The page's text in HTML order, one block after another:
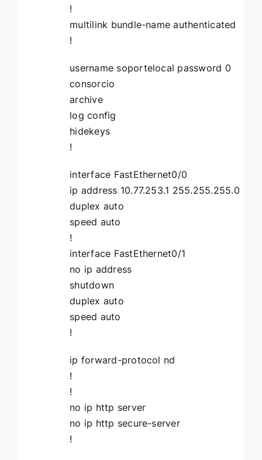
!
multilink bundle-name authenticated
!
username soportelocal password 0
consorcio
archive
log config
hidekeys
!
interface FastEthernet0/0
ip address 10.77.253.1 255.255.255.0
duplex auto
speed auto
!
interface FastEthernet0/1
no ip address
shutdown
duplex auto
speed auto
!
ip forward-protocol nd
!
!
no ip http server
no ip http secure-server
!